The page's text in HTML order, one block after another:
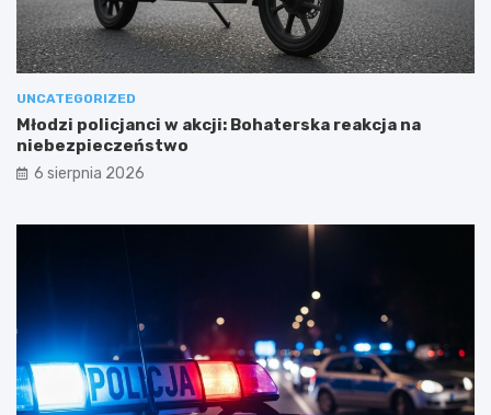
UNCATEGORIZED
Młodzi policjanci w akcji: Bohaterska reakcja na
niebezpieczeństwo
6 sierpnia 2026